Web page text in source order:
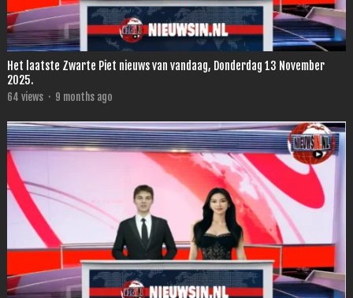
Het laatste Zwarte Piet nieuws van vandaag, Donderdag 13 November
2025.
64 views · 9 months ago